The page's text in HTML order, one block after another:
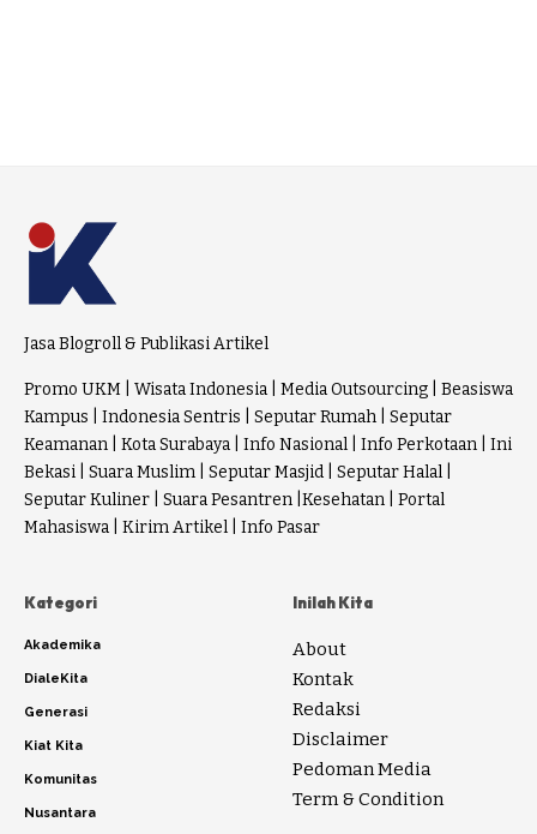
Jasa Blogroll & Publikasi Artikel
Promo UKM Wisata Indonesia Media Outsourcing
Beasiswa
Kampus
Indonesia Sentris Seputar Rumah
Seputar
Keamanan
Kota Surabaya Info Nasional Info Perkotaan
Ini
Bekasi
Suara Muslim Seputar Masjid Seputar Halal
Seputar Kuliner
Suara Pesantren Kesehatan
Portal
Mahasiswa
Kirim Artikel Info Pasar
Kategori
Akademika
DialeKita
Generasi
Kiat Kita
Komunitas
Nusantara
Inilah Kita
About
Kontak
Redaksi
Disclaimer
Pedoman Media
Term & Condition